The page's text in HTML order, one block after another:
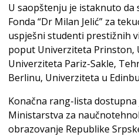
U saopštenju je istaknuto da
Fonda “Dr Milan Jelić” za
uspješni studenti prestižnih
poput Univerziteta Prinston,
Univerziteta Pariz-Sakle,
Berlinu, Univerziteta u
Konačna rang-lista
Ministarstva za
obrazovanje Republike